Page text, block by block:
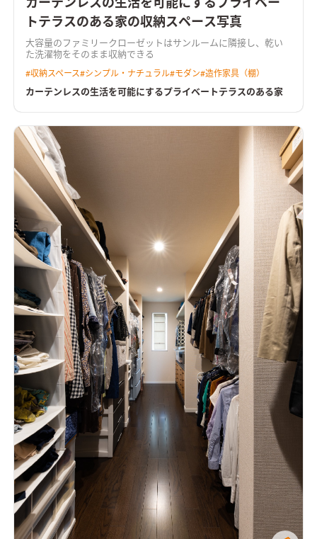
カーテンレスの生活を可能にするプライベー
トテラスのある家の収納スペース写真
大容量のファミリークローゼットはサンルームに隣接し、乾い
た洗濯物をそのまま収納できる
#収納スペース#シンプル・ナチュラル#モダン#造作家具（棚）
カーテンレスの生活を可能にするプライベートテラスのある家